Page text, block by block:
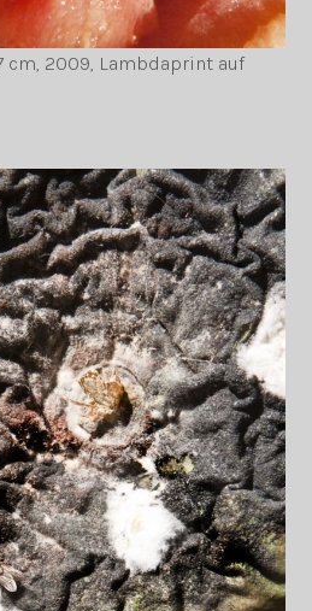
cm, 2009, Lambdaprint auf